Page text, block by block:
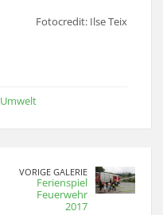
Fotocredit: Ilse Teix
Umwelt
VORIGE GALERIE
Ferienspiel
Feuerwehr
2017